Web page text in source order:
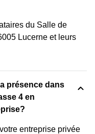
du Salle de
Lucerne et leurs
présence dans
4 en
entreprise privée